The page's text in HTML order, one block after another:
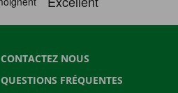
CONTACTEZ NOUS
QUESTIONS FRÉQUENTES